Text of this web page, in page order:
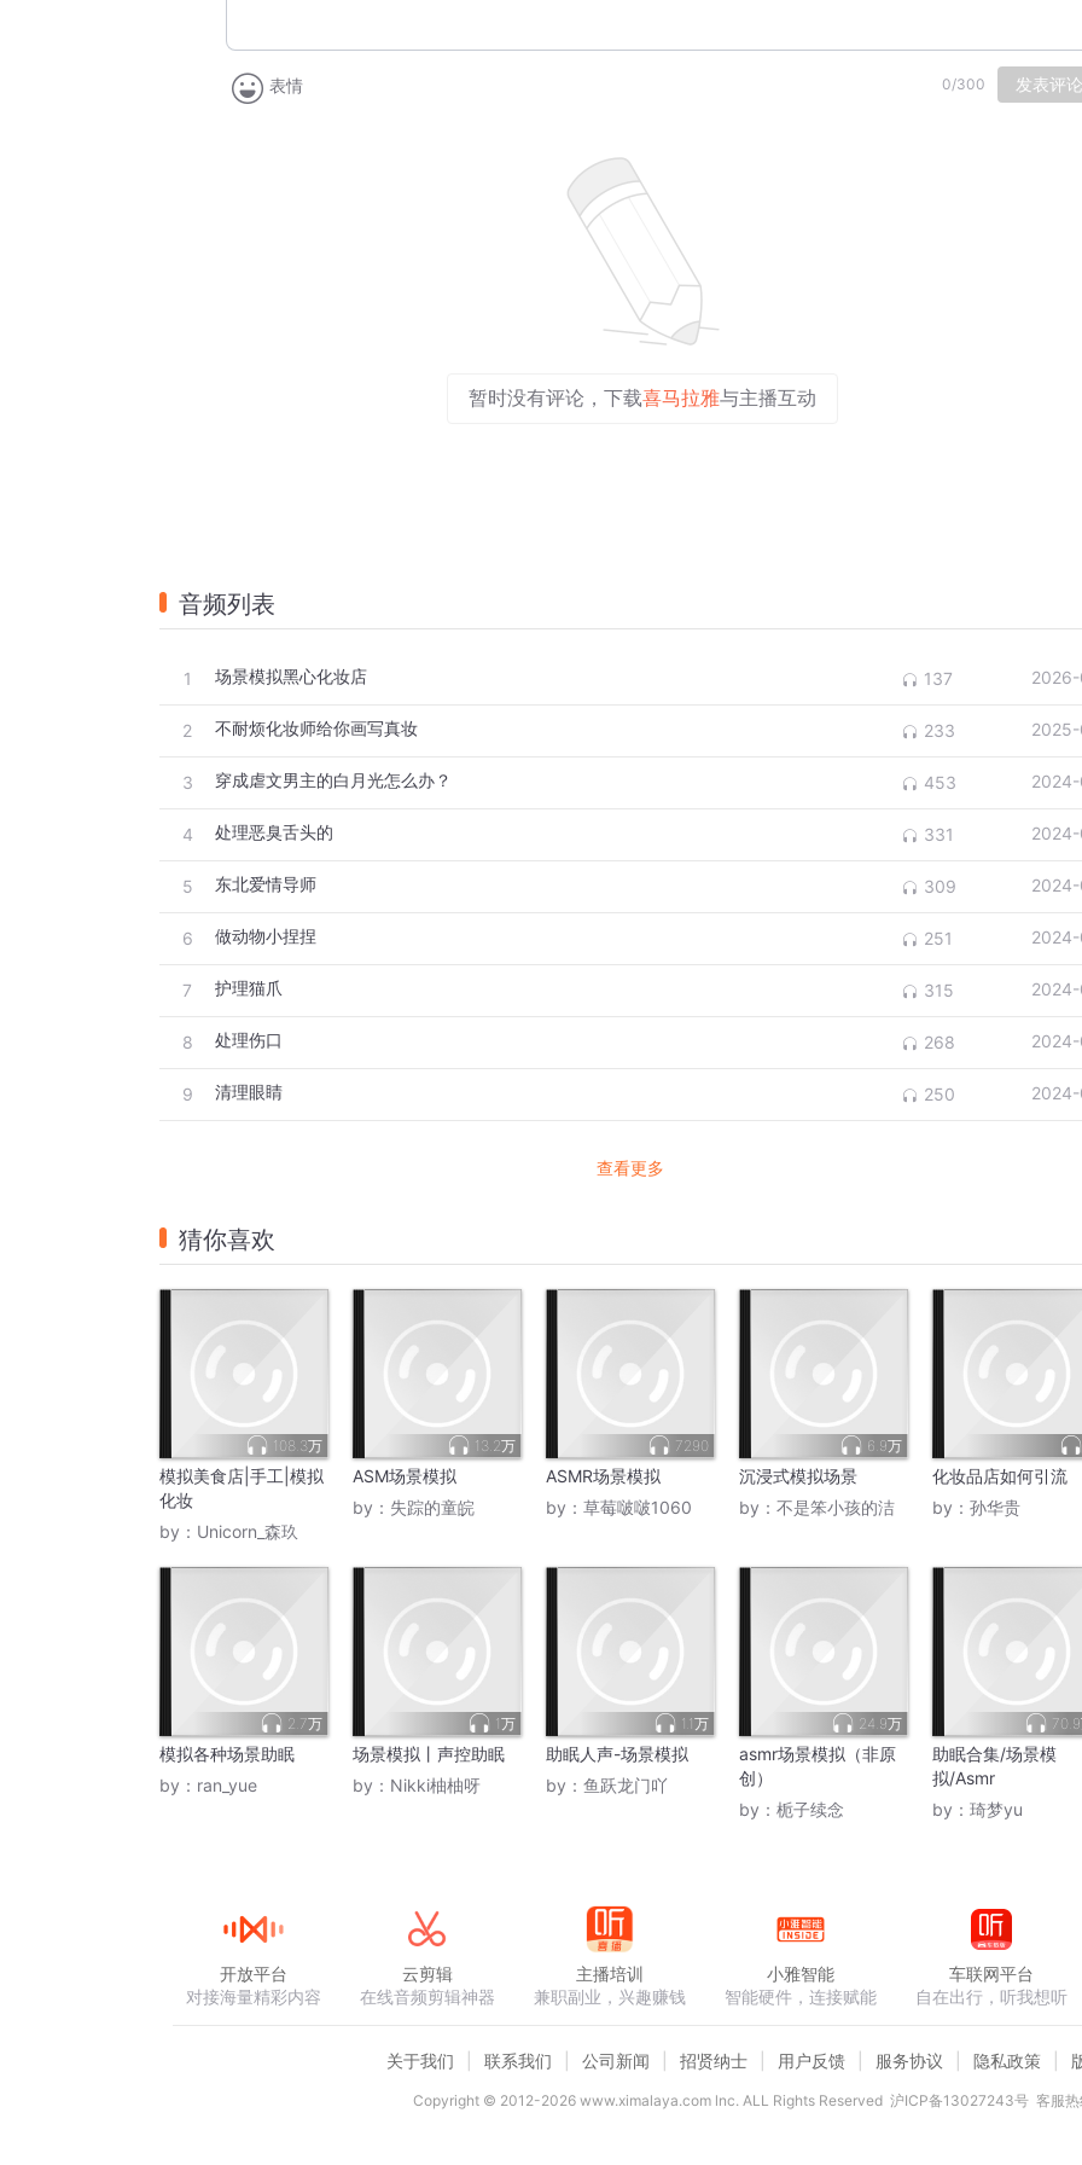
表情 0/300 发表评论
暂时没有评论，下载喜马拉雅与主播互动
音频列表
1 场景模拟黑心化妆店 137
2 不耐烦化妆师给你画写真妆 233
3 穿成虐文男主的白月光怎么办？ 453
4 处理恶臭舌头的 331
5 东北爱情导师 309
6 做动物小捏捏 251
7 护理猫爪 315
8 处理伤口 268
9 清理眼睛 250
查看更多
猜你喜欢
108.3万
模拟美食店|手工|模拟
化妆
by： Unicorn_森玖
13.2万
ASM场景模拟
by： 失踪的童皖
7290
ASMR场景模拟
by： 草莓啵啵1060
6.9万
沉浸式模拟场景
by： 不是笨小孩的洁
化妆品店如何引流
by： 孙华贵
2.7万
模拟各种场景助眠
by： ran_yue
1万
场景模拟丨声控助眠
by： Nikki柚柚呀
1.1万
助眠人声-场景模拟
by： 鱼跃龙门吖
24.9万
asmr场景模拟（非原
创）
by： 栀子续念
助眠合集/场景模
拟/Asmr
by： 琦梦yu
开放平台
对接海量精彩内容
云剪辑
在线音频剪辑神器
主播培训
兼职副业，兴趣赚钱
小雅智能
智能硬件，连接赋能
车联网平台
自在出行，听我想听
关于我们 联系我们 公司新闻 招贤纳士 用户反馈 服务协议 隐私政策
Copyright © 2012-2026www.ximalaya.com lnc. ALL Rights Reserved 沪ICP备13027243号 客服